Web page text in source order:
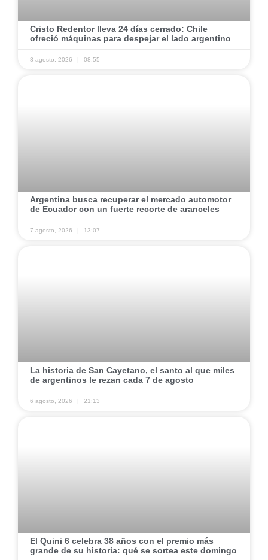
Cristo Redentor lleva 24 días cerrado: Chile
ofreció máquinas para despejar el lado argentino
8 agosto, 2026 08:55
Argentina busca recuperar el mercado automotor
de Ecuador con un fuerte recorte de aranceles
7 agosto, 2026 13:07
La historia de San Cayetano, el santo al que miles
de argentinos le rezan cada 7 de agosto
6 agosto, 2026 21:13
El Quini 6 celebra 38 años con el premio más
grande de su historia: qué se sortea este domingo